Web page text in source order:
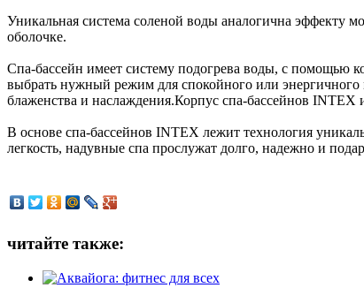
Уникальная система соленой воды аналогична эффекту
оболочке.
Спа-бассейн имеет систему подогрева воды, с помощью
выбрать нужный режим для спокойного или
блаженства и наслаждения.Корпус спа-бассейнов
В основе спа-бассейнов INTEX лежит технология
легкость, надувные спа прослужат долго, надежно и
читайте также: